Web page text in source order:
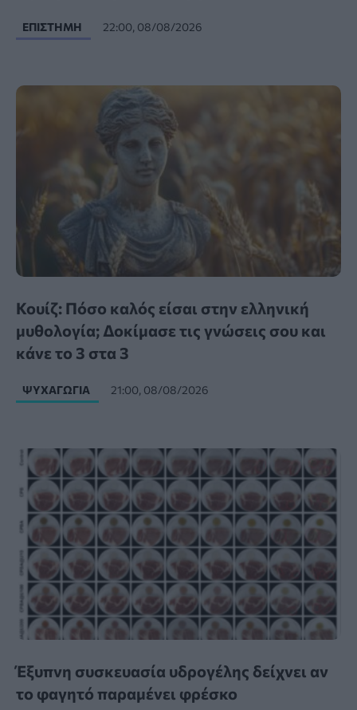
ΕΠΙΣΤΉΜΗ 22:00, 08/08/2026
Κουίζ: Πόσο καλός είσαι στην ελληνική
μυθολογία; Δοκίμασε τις γνώσεις σου και
κάνε το 3 στα 3
ΨΥΧΑΓΩΓΊΑ 21:00, 08/08/2026
Έξυπνη συσκευασία υδρογέλης δείχνει αν
το φαγητό παραμένει φρέσκο